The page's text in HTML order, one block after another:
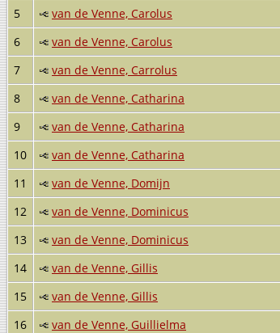
5
van de Venne, Carolus
6
van de Venne, Carolus
7
van de Venne, Carrolus
8
van de Venne, Catharina
9
van de Venne, Catharina
10
van de Venne, Catharina
11
van de Venne, Domijn
12
van de Venne, Dominicus
13
van de Venne, Dominicus
14
van de Venne, Gillis
15
van de Venne, Gillis
16
van de Venne, Guillielma